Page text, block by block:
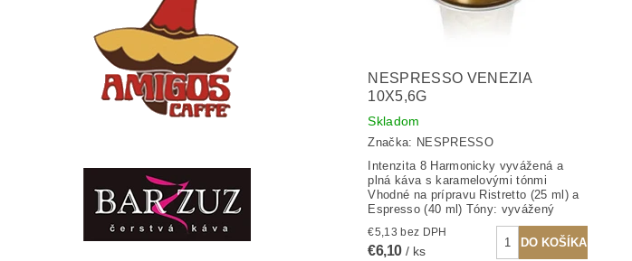
NESPRESSO VENEZIA
10X5,6G
Skladom
Značka: NESPRESSO
Intenzita 8 Harmonicky vyvážená a
plná káva s karamelovými tónmi
Vhodné na prípravu Ristretto (25 ml) a
Espresso (40 ml) Tóny: vyvážený
€5,13 bez DPH
€6,10 / ks